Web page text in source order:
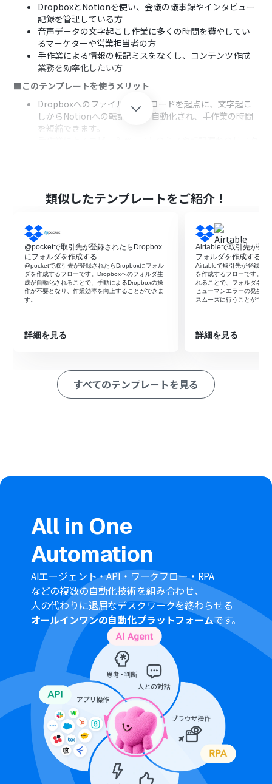
DropboxとNotionを使い、会議の議事録やインタビュー
記録を管理している方
音声データの文字起こし作業に多くの時間を費やしてい
るマーケターや営業担当者の方
手作業による情報の転記ミスをなくし、コンテンツ作成
業務を効率化したい方
■このテンプレートを使うメリット
Dropboxへのファイルアップロードを起点に、文字起こ
しからNotionへの転記までが自動化され、手作業の時間
を短縮できます。
はじめに、お使いのDropbox、Notionのアカウントを
次に、トリガーでDropboxを選択し、「特定のフォルダ
内でファイルが作成または更新されたら」というアクショ
ンを設定します。
続いて、オペレーションでDropboxの「ファイルをダウ
ンロードする」アクションを設定し、トリガーで検知した
ファイルを指定します。
次に、オペレーションでAI機能の「音声データを文字起こ
最後に、オペレーションでNotionの「レコードを追加す
※「トリガー」：フロー起動のきっかけとなるアクション、「オ
ペレーション」：トリガー起動後、フロー内で処理を行うアク
Dropboxのファイルダウンロード設定では、対象ファイ
イルの指定方法に加え、日本語や英語など、音声データの
言語を選択できます。
Notionへのレコード追加設定では、追加先のデータベー
スIDを指定し、どのプロパティに文字起こし結果を反映さ
せるかなどを設定できます。
■注意事項
DropboxとNotionのそれぞれとYoomを連携してくださ
い。
トリガーは5分、10分、15分、30分、60分の間隔で起動
間隔を選択できます。
プランによって最短の起動間隔が異なりますので、ご注意
ください。
OCRまたは音声を文字起こしするAIオペレーションはチ
ームプラン・サクセスプランでのみご利用いただける機能
となっております。フリープラン・ミニプランの場合は設
定しているフローボットのオペレーションはエラーとな
りますので、ご注意ください。
チームプランやサクセスプランなどの有料プランは、2週
間の無料トライアルを行うことが可能です。無料トライア
ル中には制限対象のアプリやAI機能（オペレーション）を
使用することができます。
類似したテンプレートをご紹介！
@pocketで取引先が登録されたらDropbox
にフォルダを作成する
@pocketで取引先が登録されたらDropboxにフォル
ダを作成するフローです。Dropboxへのフォルダ生
成が自動化されることで、手動によるDropboxの操
作が不要となり、作業効率を向上することができま
す。
詳細を見る
Airtableで取引先が登
フォルダを作成する
Airtableで取引先が登録さ
を作成するフローです。フ
れることで、フォルダ名の
ヒューマンエラーの発生を
スムーズに行うことができ
詳細を見る
すべてのテンプレートを見る
All in One
Automation
AIエージェント・API・ワークフロー・RPA
などの複数の自動化技術を組み合わせ、
人の代わりに退屈なデスクワークを終わらせる
オールインワンの自動化プラットフォームです。